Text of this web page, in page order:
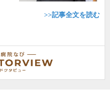
>>記事全文を読む